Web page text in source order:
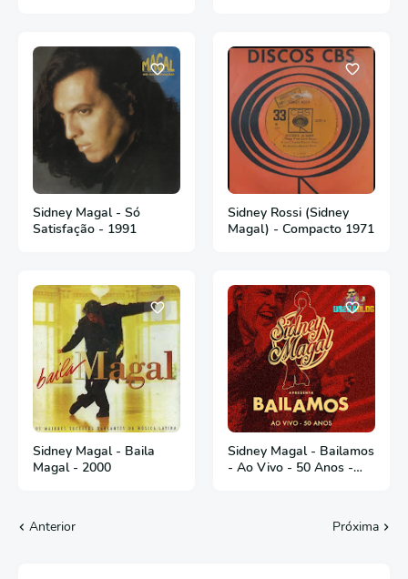
Sidney Magal - Só
Satisfação - 1991
Sidney Rossi (Sidney
Magal) - Compacto 1971
Sidney Magal - Baila
Magal - 2000
Sidney Magal - Bailamos
- Ao Vivo - 50 Anos -
Anterior Próxima